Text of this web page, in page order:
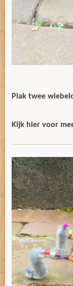
Plak twee
Kijk hier voor